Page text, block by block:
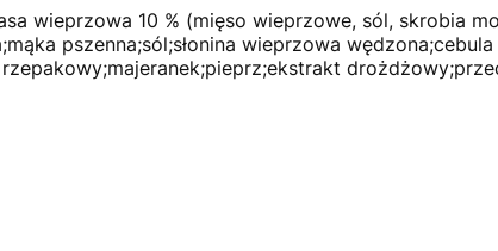
wieprzowa 10 % (mięso wieprzowe, sól, skrobia
pszenna;sól;słonina wieprzowa